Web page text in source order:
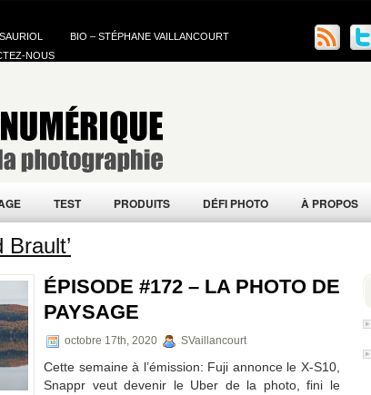
BIO – STÉPHANE VAILLANCOURT
NOUS
TEST PRODUITS DÉFI PHOTO À PROPOS
Brault’
ÉPISODE #172 – LA PHOTO DE
PAYSAGE
octobre 17th, 2020 SVaillancourt
Cette semaine à l’émission: Fuji annonce le X-S10,
Snappr veut devenir le Uber de la photo, fini le